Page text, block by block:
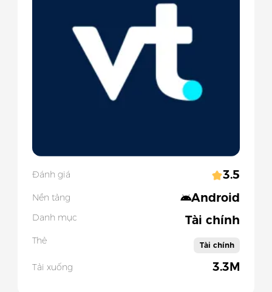
Đánh giá 3.5
Nền tảng Android
Danh mục Tài chính
Thẻ Tài chính
Tải xuống 3.3M